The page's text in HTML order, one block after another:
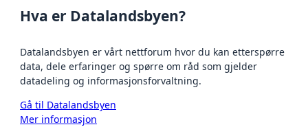
Hva er Datalandsbyen?
Datalandsbyen er vårt nettforum hvor du kan etterspørre
data, dele erfaringer og spørre om råd som gjelder
datadeling og informasjonsforvaltning.
Gå til Datalandsbyen
Mer informasjon